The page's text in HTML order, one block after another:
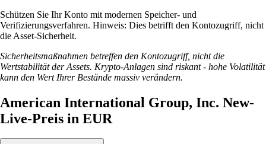
Schützen Sie Ihr Konto mit modernen Speicher- und
Verifizierungsverfahren. Hinweis: Dies betrifft den Kontozugriff, nicht
die Asset-Sicherheit.
Sicherheitsmaßnahmen betreffen den Kontozugriff, nicht die
Wertstabilität der Assets. Krypto-Anlagen sind riskant - hohe Volatilität
kann den Wert Ihrer Bestände massiv verändern.
American International Group, Inc. New-
Live-Preis in EUR